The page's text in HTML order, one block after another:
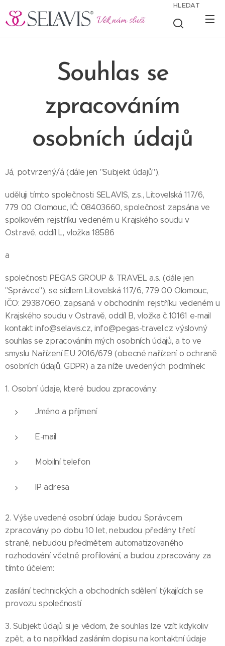
HLEDAT
Souhlas se
zpracováním
osobních údajů
Já, potvrzený/á (dále jen "Subjekt údajů"),
uděluji tímto společnosti SELAVIS, z.s., Litovelská 117/6,
779 00 Olomouc, IČ: 08403660, společnost zapsána ve
spolkovém rejstříku vedeném u Krajského soudu v
Ostravě, oddíl L, vložka 18586
a
společnosti PEGAS GROUP & TRAVEL a.s. (dále jen
"Správce"), se sídlem Litovelská 117/6, 779 00 Olomouc,
IČO: 29387060, zapsaná v obchodním rejstříku vedeném u
Krajského soudu v Ostravě, oddíl B, vložka č.10161 e-mail
kontakt info@selavis.cz, info@pegas-travel.cz výslovný
souhlas se zpracováním mých osobních údajů, a to ve
smyslu Nařízení EU 2016/679 (obecné nařízení o ochraně
osobních údajů, GDPR) a za níže uvedených podmínek:
1. Osobní údaje, které budou zpracovány:
Jméno a příjmení
E-mail
Mobilní telefon
IP adresa
2. Výše uvedené osobní údaje budou Správcem
zpracovány po dobu 10 let, nebudou předány třetí
straně, nebudou předmětem automatizovaného
rozhodování včetně profilování, a budou zpracovány za
tímto účelem:
zasílání technických a obchodních sdělení týkajících se
provozu společností
3. Subjekt údajů si je vědom, že souhlas lze vzít kdykoliv
zpět, a to například zasláním dopisu na kontaktní údaje